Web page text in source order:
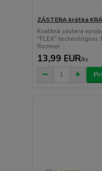
ZÁSTERA krátka
Kvalitná zástera
"FLEX" technológiou.
Rozmer:...
13,99 EUR/ks